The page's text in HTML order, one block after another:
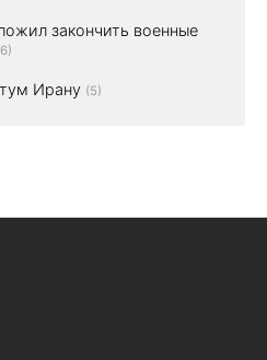
закончить военные
Ирану (5)